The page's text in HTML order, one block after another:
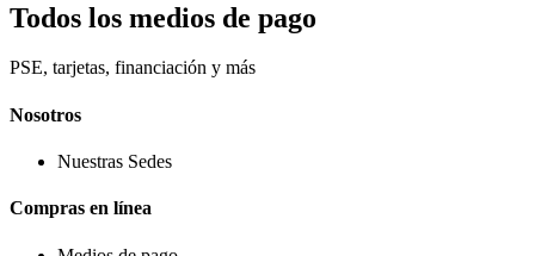
Todos los medios de pago
PSE, tarjetas, financiación y más
Nosotros
Nuestras Sedes
Compras en línea